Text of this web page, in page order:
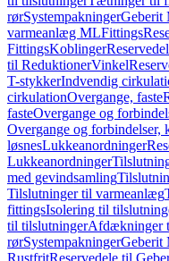
rørSystempakningerGeberit
varmeanlæg MLFittings
FittingsKoblinger
til ReduktionerVinkel
T-stykkerIndvendig
cirkulationOvergange, faste
fasteOvergange og
Overgange og forbindelser,
løsnesLukkeanordninger
Lukkeanordninger
med gevindsamling
Tilslutninger til varmeanlæg
fittingsIsolering til
til tilslutningerAfdækninger
rørSystempakningerGeberit
RustfritReservedele til